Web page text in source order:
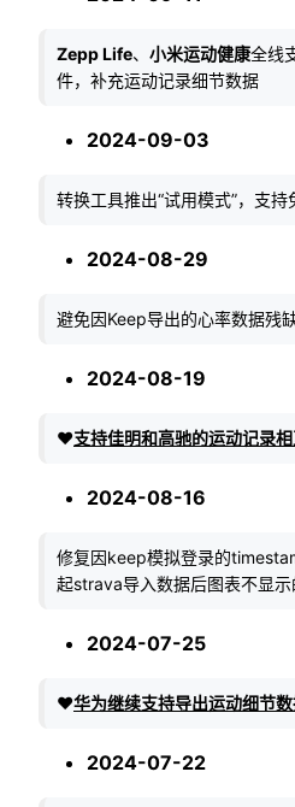
Zepp Life、 小米运动健康全线
件，补充运动记录细节数据
2024-09-03
转换工具推出“试用模式”，支
2024-08-29
避免因Keep导出的心率数据残
2024-08-19
❤️支持佳明和高驰的运动记录
2024-08-16
修复因keep模拟登录的
起strava导入数据后图表不显
2024-07-25
❤️华为继续支持导出运动细节
2024-07-22